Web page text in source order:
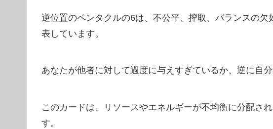
逆位置のペンタクルの6は、不公平、搾取、バランスの
表しています。
あなたが他者に対して過度に与えすぎているか、逆に自
このカードは、リソースやエネルギーが不均衡に分配さ
す。